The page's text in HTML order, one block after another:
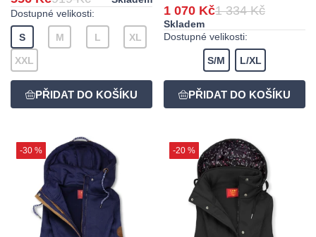
Dostupné velikosti:
S M L XL
XXL
1 070 Kč1 334 Kč
Skladem
Dostupné velikosti:
S/M L/XL
-30 % -20 %